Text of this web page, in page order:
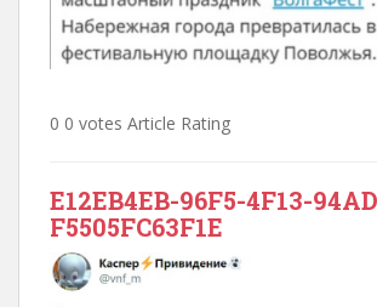
0 0 votes Article Rating
E12EB4EB-96F5-4F13-
F5505FC63F1E